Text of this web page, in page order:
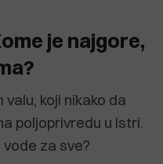
je najgore,
koji nikako da
poljoprivredu u Istri.
za sve?